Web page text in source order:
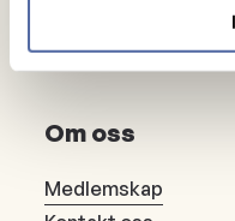
Bli fast giver
Om oss
Medlemskap